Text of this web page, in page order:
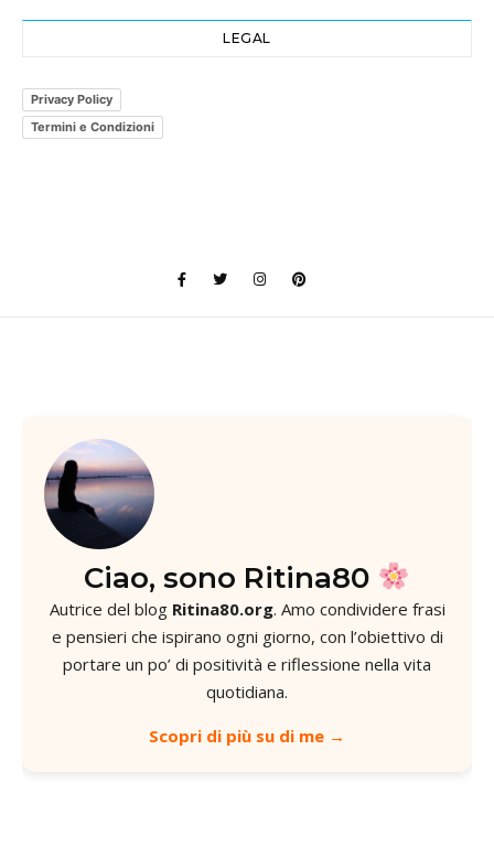
LEGAL
Privacy Policy
Termini e Condizioni
Ciao, sono Ritina80
Autrice del blog Ritina80.org. Amo condividere frasi
e pensieri che ispirano ogni giorno, con l’obiettivo di
portare un po’ di positività e riflessione nella vita
quotidiana.
Scopri di più su di me →